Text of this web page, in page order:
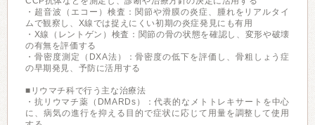
・超音波（エコー）検査：関節や滑膜の炎症、腫れをリアルタイ
ムで観察し、X線では捉えにくい初期の炎症発見にも有用
・X線（レントゲン）検査：関節の骨の状態を確認し、変形や破壊
の有無を評価する
・骨密度測定（DXA法）：骨密度の低下を評価し、骨粗しょう症
の早期発見、予防に活用する
■リウマチ科で行う主な治療法
・抗リウマチ薬（DMARDs）：代表的なメトトレキサートを中心
に、病気の進行を抑える目的で症状に応じて用量を調整して使用